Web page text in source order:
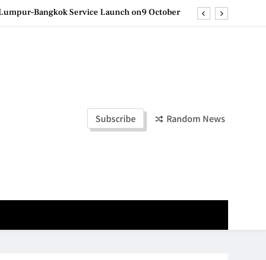
Service Launch on9 October
Service Launch on9 October
Week Malaysia 2026– Press Conference
Subscribe Random News